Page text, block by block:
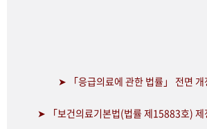
➤ 「응급의료에 관한 법률」 전면 개
➤ 「보건의료기본법(법률 제15883호) 제